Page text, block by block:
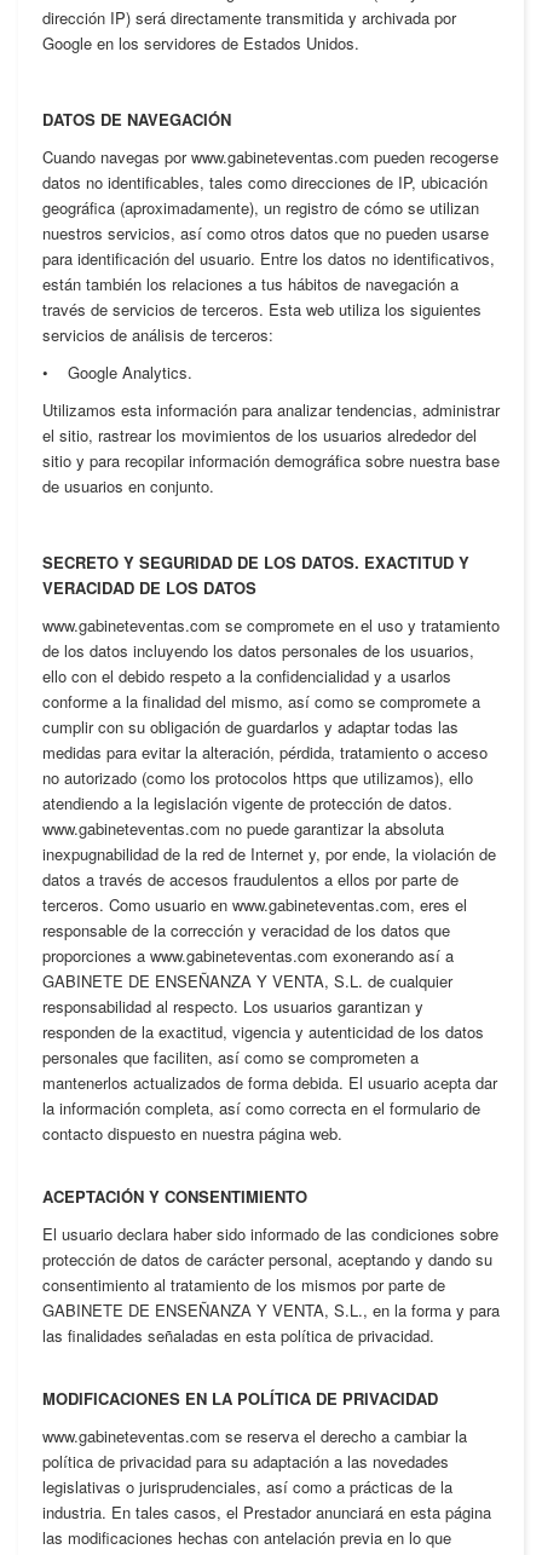
dirección IP) será directamente transmitida y archivada por
Google en los servidores de Estados Unidos.
DATOS DE NAVEGACIÓN
Cuando navegas por www.gabineteventas.com pueden recogerse
datos no identificables, tales como direcciones de IP, ubicación
geográfica (aproximadamente), un registro de cómo se utilizan
nuestros servicios, así como otros datos que no pueden usarse
para identificación del usuario. Entre los datos no identificativos,
están también los relaciones a tus hábitos de navegación a
través de servicios de terceros. Esta web utiliza los siguientes
servicios de análisis de terceros:
• Google Analytics.
Utilizamos esta información para analizar tendencias, administrar
el sitio, rastrear los movimientos de los usuarios alrededor del
sitio y para recopilar información demográfica sobre nuestra base
de usuarios en conjunto.
SECRETO Y SEGURIDAD DE LOS DATOS. EXACTITUD Y
VERACIDAD DE LOS DATOS
www.gabineteventas.com se compromete en el uso y tratamiento
de los datos incluyendo los datos personales de los usuarios,
ello con el debido respeto a la confidencialidad y a usarlos
conforme a la finalidad del mismo, así como se compromete a
cumplir con su obligación de guardarlos y adaptar todas las
medidas para evitar la alteración, pérdida, tratamiento o acceso
no autorizado (como los protocolos https que utilizamos), ello
atendiendo a la legislación vigente de protección de datos.
www.gabineteventas.com no puede garantizar la absoluta
inexpugnabilidad de la red de Internet y, por ende, la violación de
datos a través de accesos fraudulentos a ellos por parte de
terceros. Como usuario en www.gabineteventas.com, eres el
responsable de la corrección y veracidad de los datos que
proporciones a www.gabineteventas.com exonerando así a
GABINETE DE ENSEÑANZA Y VENTA, S.L. de cualquier
responsabilidad al respecto. Los usuarios garantizan y
responden de la exactitud, vigencia y autenticidad de los datos
personales que faciliten, así como se comprometen a
mantenerlos actualizados de forma debida. El usuario acepta dar
la información completa, así como correcta en el formulario de
contacto dispuesto en nuestra página web.
ACEPTACIÓN Y CONSENTIMIENTO
El usuario declara haber sido informado de las condiciones sobre
protección de datos de carácter personal, aceptando y dando su
consentimiento al tratamiento de los mismos por parte de
GABINETE DE ENSEÑANZA Y VENTA, S.L., en la forma y para
las finalidades señaladas en esta política de privacidad.
MODIFICACIONES EN LA POLÍTICA DE PRIVACIDAD
www.gabineteventas.com se reserva el derecho a cambiar la
política de privacidad para su adaptación a las novedades
legislativas o jurisprudenciales, así como a prácticas de la
industria. En tales casos, el Prestador anunciará en esta página
las modificaciones hechas con antelación previa en lo que